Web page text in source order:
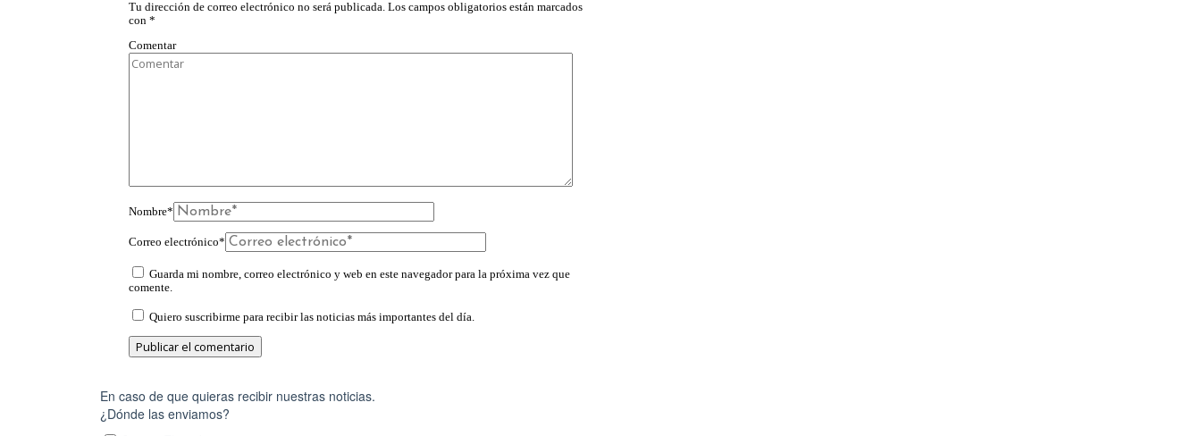
Tu dirección de correo electrónico no será publicada. Los campos obligatorios están marcados
con *
Comentar
Nombre*
Correo electrónico*
Guarda mi nombre, correo electrónico y web en este navegador para la próxima vez que
comente.
Quiero suscribirme para recibir las noticias más importantes del día.